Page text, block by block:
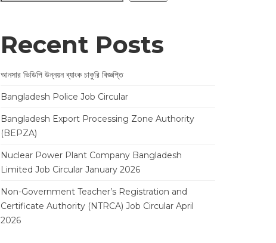
Recent Posts
আনসার ভিডিপি উন্নয়ন ব্যাংক চাকুরি বিজ্ঞপ্তি
Bangladesh Police Job Circular
Bangladesh Export Processing Zone Authority
(BEPZA)
Nuclear Power Plant Company Bangladesh
Limited Job Circular January 2026
Non-Government Teacher’s Registration and
Certificate Authority (NTRCA) Job Circular April
2026